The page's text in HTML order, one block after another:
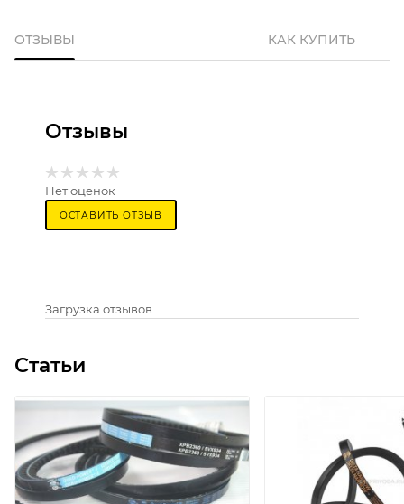
ОТЗЫВЫ КАК КУПИТЬ
Отзывы
Нет оценок
ОСТАВИТЬ ОТЗЫВ
Загрузка отзывов...
Статьи